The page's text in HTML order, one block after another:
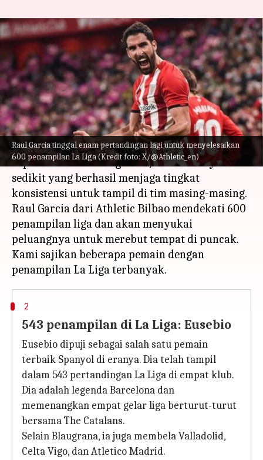
Raul Garcia tinggal enam pertandingan lagi untuk menyelesaikan
600 penampilan La Liga (Kredit foto: X/@Athletic_en)
Menguraikan pemain dengan
penampilan terbanyak di La
Liga
menulis Bob Nov 16, 2023 11:41 am
Apa ceritanya
La Liga kerap menjadi rumah bagi beberapa
superstar dari berbagai era, namun hanya
sedikit yang berhasil menjaga tingkat
konsistensi untuk tampil di tim masing-masing.
Raul Garcia dari Athletic Bilbao mendekati 600
penampilan liga dan akan menyukai
peluangnya untuk merebut tempat di puncak.
Kami sajikan beberapa pemain dengan
2
543 penampilan di La Liga: Eusebio
Eusebio dipuji sebagai salah satu pemain
terbaik Spanyol di eranya. Dia telah tampil
dalam 543 pertandingan La Liga di empat klub.
Dia adalah legenda Barcelona dan
memenangkan empat gelar liga berturut-turut
bersama The Catalans.
Selain Blaugrana, ia juga membela Valladolid,
Celta Vigo, dan Atletico Madrid.